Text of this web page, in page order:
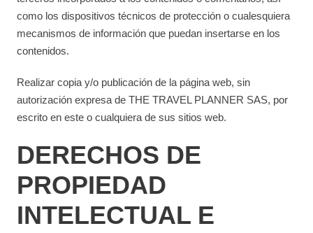
como los dispositivos técnicos de protección o cualesquiera
mecanismos de información que puedan insertarse en los
contenidos.
Realizar copia y/o publicación de la página web, sin
autorización expresa de THE TRAVEL PLANNER SAS, por
escrito en este o cualquiera de sus sitios web.
DERECHOS DE
PROPIEDAD
INTELECTUAL E